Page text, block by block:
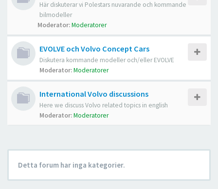
Här diskuterar vi Polestars nuvarande och kommande
bilmodeller
Moderator:Moderatorer
EVOLVE och Volvo Concept Cars
Diskutera kommande modeller och/eller EVOLVE
Moderator:Moderatorer
International Volvo discussions
Here we discuss Volvo related topics in english
Moderator:Moderatorer
Detta forum har inga kategorier.